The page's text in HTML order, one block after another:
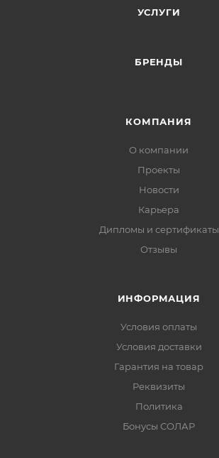
УСЛУГИ
БРЕНДЫ
КОМПАНИЯ
О компании
Проекты
Новости
Карьера
Дипломы и сертификаты
Отзывы
ИНФОРМАЦИЯ
Условия оплаты
Условия доставки
Гарантия на товар
Реквизиты
Политика
Бонусы СОЛАР